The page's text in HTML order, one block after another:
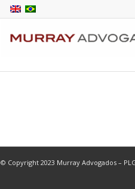
© Copyright 2023 Murray Advogados –